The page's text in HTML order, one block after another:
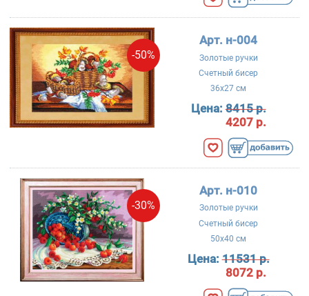
-50%
Арт. н-004
Золотые ручки
Счетный бисер
36x27 см
Цена:8415 р.
4207 р.
-30%
Арт. н-010
Золотые ручки
Счетный бисер
50x40 см
Цена:11531 р.
8072 р.